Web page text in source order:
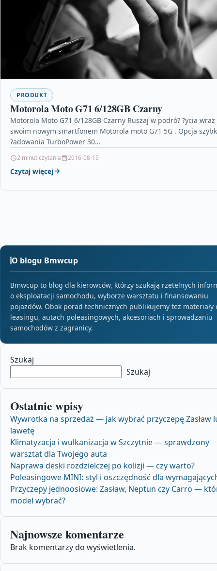
PRODUKT
Motorola Moto G71 6/128GB Czarny
Motorola Moto G71 6/128GB Czarny Ruszaj w podró? ?ycia wraz
swoim nowym smartfonem Motorola moto G71 5G . Opcja
?adowania TurboPower 30…
2 minut czytania 2016-08-15
Czytaj więcej
O blogu Bmwcup
Bmwcup to blog dla kierowców, którzy szukają rzetelnych
o eksploatacji samochodu, wyborze warsztatu i finansowaniu
pojazdów. Obok porad technicznych publikujemy też materiały
leasingu, autach poleasingowych, akcesoriach i sprowadzaniu
samochodów z zagranicy.
Szukaj
Szukaj
Ostatnie wpisy
Wywrotka na sprzedaż — jak wybrać przyczepę Zasław
lawetę
Klimatyzacja i wulkanizacja w Szczytnie — sprawdzony
warsztat dla Twojego auta
Naprawa deski rozdzielczej po kolizji — czy warto?
Poleasingowe MINI: styl i oszczędność dla
Przyczepy jednoosiowe: Zasław, Neptun czy Carro —
model wybrać?
Najnowsze komentarze
Brak komentarzy do wyświetlenia.